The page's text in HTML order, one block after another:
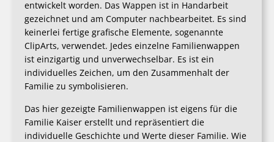
entwickelt worden. Das Wappen ist in Handarbeit
gezeichnet und am Computer nachbearbeitet. Es sind
keinerlei fertige grafische Elemente, sogenannte
ClipArts, verwendet. Jedes einzelne Familienwappen
ist einzigartig und unverwechselbar. Es ist ein
individuelles Zeichen, um den Zusammenhalt der
Familie zu symbolisieren.
Das hier gezeigte Familienwappen ist eigens für die
Familie Kaiser erstellt und repräsentiert die
individuelle Geschichte und Werte dieser Familie. Wie